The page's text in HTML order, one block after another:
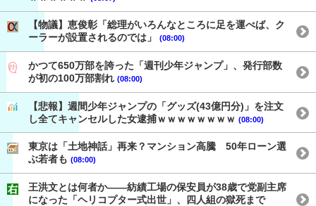
【物議】恵俊彰「総理がいろんなところに足を運べば、ク
ーラーが設置されるのでは」
(08:00)
かつて650万部を誇った「週刊少年ジャンプ」、発行部数
が初の100万部割れ (08:00)
【悲報】週間少年ジャンプの「グッズ(43億円分)」を注文
し全てキャンセルした女逮捕ｗｗｗｗｗｗｗｗ (08:00)
東京は「土地神話」再来？マンション高騰 50年ローン選
ぶ若者も (08:00)
王洪文とは何者か——紡績工場の保安員が38歳で党副主席
になった「ヘリコプター式出世」、四人組の獄死まで